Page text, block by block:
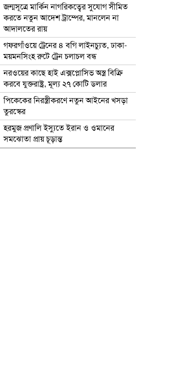
জন্মসূত্রে মার্কিন নাগরিকত্বের সুযোগ সীমিত
করতে নতুন আদেশ ট্রাম্পের, মানলেন না
আদালতের রায়
গফরগাঁওয়ে ট্রেনের ৪ বগি লাইনচ্যুত, ঢাকা-
ময়মনসিংহ রুটে ট্রেন চলাচল বন্ধ
নরওয়ের কাছে হাই এক্সপ্লোসিভ অস্ত্র বিক্রি
করবে যুক্তরাষ্ট্র, মূল্য ২৭ কোটি ডলার
পিকেকের নিরস্ত্রীকরণে নতুন আইনের খসড়া
তুরস্কের
হরমুজ প্রণালি ইস্যুতে ইরান ও ওমানের
সমঝোতা প্রায় চূড়ান্ত